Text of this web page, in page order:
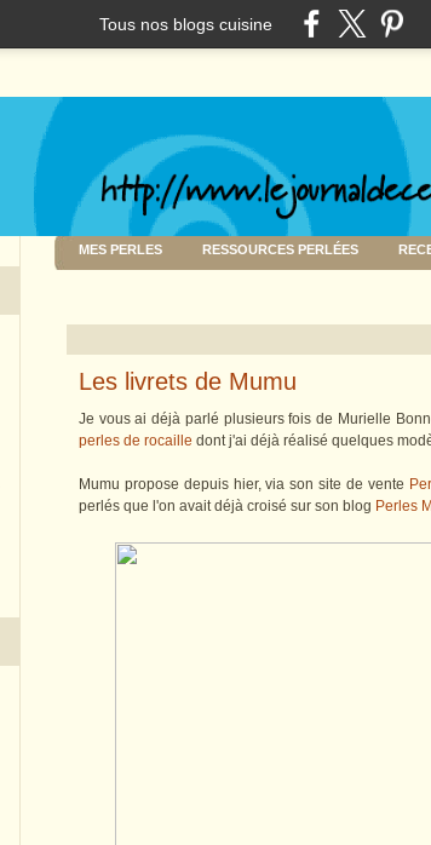
Tous nos blogs cuisine
MES PERLES RESSOURCES PERLÉES
Les livrets de Mumu
Je vous ai déjà parlé plusieurs fois de Murielle
perles de rocaille dont j'ai déjà réalisé quelques
Mumu propose depuis hier, via son site de vente
perlés que l'on avait déjà croisé sur son blog Perles